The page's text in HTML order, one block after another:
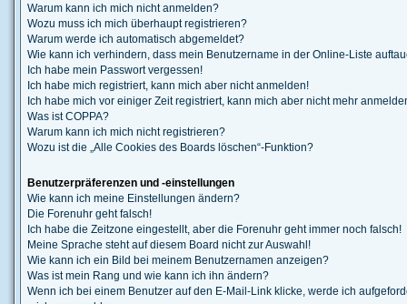
Warum kann ich mich nicht anmelden?
Wozu muss ich mich überhaupt registrieren?
Warum werde ich automatisch abgemeldet?
Wie kann ich verhindern, dass mein Benutzername in der Online-Liste
Ich habe mein Passwort vergessen!
Ich habe mich registriert, kann mich aber nicht anmelden!
Ich habe mich vor einiger Zeit registriert, kann mich aber nicht mehr
Was ist COPPA?
Warum kann ich mich nicht registrieren?
Wozu ist die „Alle Cookies des Boards löschen“-Funktion?
Benutzerpräferenzen und -einstellungen
Wie kann ich meine Einstellungen ändern?
Die Forenuhr geht falsch!
Ich habe die Zeitzone eingestellt, aber die Forenuhr geht immer noch falsch!
Meine Sprache steht auf diesem Board nicht zur Auswahl!
Wie kann ich ein Bild bei meinem Benutzernamen anzeigen?
Was ist mein Rang und wie kann ich ihn ändern?
Wenn ich bei einem Benutzer auf den E-Mail-Link klicke, werde ich